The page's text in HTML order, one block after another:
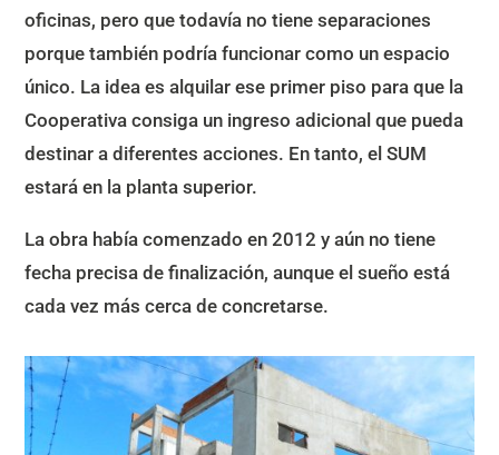
oficinas, pero que todavía no tiene separaciones
porque también podría funcionar como un espacio
único. La idea es alquilar ese primer piso para que la
Cooperativa consiga un ingreso adicional que pueda
destinar a diferentes acciones. En tanto, el SUM
estará en la planta superior.
La obra había comenzado en 2012 y aún no tiene
fecha precisa de finalización, aunque el sueño está
cada vez más cerca de concretarse.